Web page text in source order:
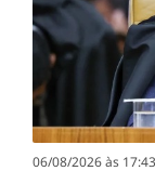
06/08/2026 às 17:43